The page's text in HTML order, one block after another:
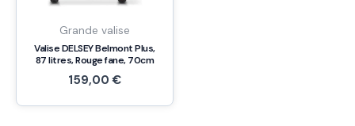
Grande valise
Valise DELSEY Belmont Plus,
87 litres, Rouge fane, 70cm
159,00€